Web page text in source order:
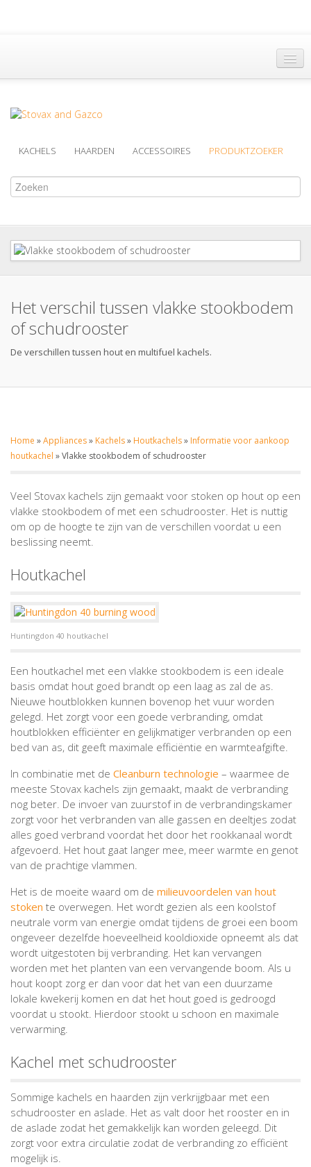
Hoofdpagina
Een Dealer vinden
Over Ons
KACHELS HAARDEN ACCESSOIRES PRODUKTZOEKER
Het verschil tussen vlakke stookbodem
of schudrooster
De verschillen tussen hout en multifuel kachels.
Home »Appliances» Kachels» Houtkachels» Informatie voor aankoop
houtkachel »Vlakke stookbodem of schudrooster
Veel Stovax kachels zijn gemaakt voor stoken op hout op een
vlakke stookbodem of met een schudrooster. Het is nuttig
om op de hoogte te zijn van de verschillen voordat u een
beslissing neemt.
Houtkachel
Huntingdon 40 houtkachel
Een houtkachel met een vlakke stookbodem is een ideale
basis omdat hout goed brandt op een laag as zal de as.
Nieuwe houtblokken kunnen bovenop het vuur worden
gelegd. Het zorgt voor een goede verbranding, omdat
houtblokken efficiënter en gelijkmatiger verbranden op een
bed van as, dit geeft maximale efficiëntie en warmteafgifte.
In combinatie met de Cleanburn technologie – waarmee de
meeste Stovax kachels zijn gemaakt, maakt de verbranding
nog beter. De invoer van zuurstof in de verbrandingskamer
zorgt voor het verbranden van alle gassen en deeltjes zodat
alles goed verbrand voordat het door het rookkanaal wordt
afgevoerd. Het hout gaat langer mee, meer warmte en genot
van de prachtige vlammen.
Het is de moeite waard om de milieuvoordelen van hout
stoken te overwegen. Het wordt gezien als een koolstof
neutrale vorm van energie omdat tijdens de groei een boom
ongeveer dezelfde hoeveelheid kooldioxide opneemt als dat
wordt uitgestoten bij verbranding. Het kan vervangen
worden met het planten van een vervangende boom. Als u
hout koopt zorg er dan voor dat het van een duurzame
lokale kwekerij komen en dat het hout goed is gedroogd
voordat u stookt. Hierdoor stookt u schoon en maximale
verwarming.
Kachel met schudrooster
Sommige kachels en haarden zijn verkrijgbaar met een
schudrooster en aslade. Het as valt door het rooster en in
de aslade zodat het gemakkelijk kan worden geleegd. Dit
zorgt voor extra circulatie zodat de verbranding zo efficiënt
mogelijk is.